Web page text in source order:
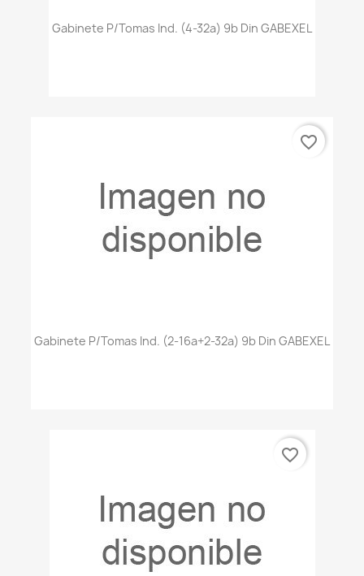
Gabinete P/tomas Ind. (4-32a) 9b Din GABEXEL
Gabinete P/tomas Ind. (2-16a+2-32a) 9b Din GABEXEL
favorite_border
favorite_border